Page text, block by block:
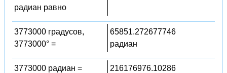
радиан равно
3773000 градусов,
3773000° =
65851.272677746
радиан
3773000 радиан =
216176976.10286